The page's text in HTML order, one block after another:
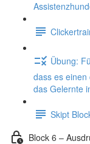
Übung:
dass es
das Gelernte
Skipt
Block 6 –